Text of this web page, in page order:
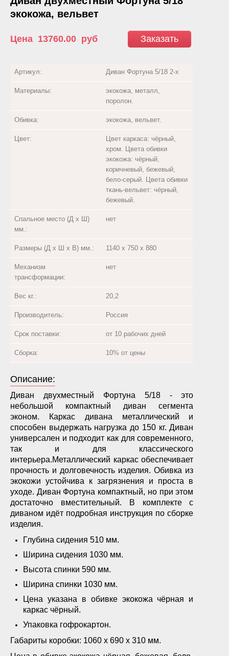
экокожа, вельвет
Заказать
Цена 13760.00 руб
Артикул: Диван Фортуна 5/18 2-х
Материалы:
экокожа, металл,
поролон.
Обивка: экокожа, вельвет.
Цвет:
Цвет каркаса: чёрный,
хром. Цвета обивки
экокожа: чёрный,
коричневый, бежевый,
бело-серый. Цвета обивки
ткань-вельвет: чёрный,
бежевый.
Спальное место (Д х Ш)
мм.:
нет
Размеры (Д х Ш х В) мм.: 1140 х 750 х 880
Механизм
трансформации:
нет
Вес кг.: 20,2
Производитель: Россия
Срок поставки: от 10 рабочих дней
Сборка: 10% от цены
Описание:
Диван двухместный Фортуна 5/18 - это
небольшой компактный диван сегмента
эконом. Каркас дивана металлический и
способен выдержать нагрузка до 150 кг. Диван
универсален и подходит как для современного,
так и для классического
интерьера.Металлический каркас обеспечивает
прочность и долговечность изделия. Обивка из
экокожи устойчива к загрязнения и проста в
уходе. Диван Фортуна компактный, но при этом
достаточно вместительный. В комплекте с
диваном идёт подробная инструкция по сборке
изделия.
Глубина сидения 510 мм.
Ширина сидения 1030 мм.
Высота спинки 590 мм.
Ширина спинки 1030 мм.
Цена указана в обивке экокожа чёрная и
каркас чёрный.
Упаковка гофрокартон.
Габариты коробки: 1060 х 690 х 310 мм.